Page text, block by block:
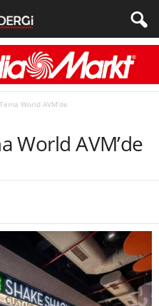
World AVM’de
World AVM’de